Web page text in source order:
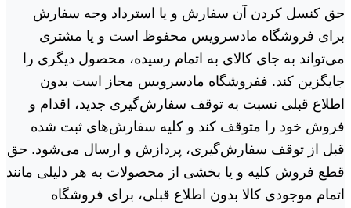
حق کنسل کردن آن سفارش و یا استرداد وجه سفارش
برای فروشگاه مادسرویس محفوظ است و یا مشتری
می‏‌تواند به جای کالای به اتمام رسیده، محصول دیگری را
جایگزین کند. ففروشگاه مادسرویس مجاز است بدون
اطلاع قبلی نسبت به توقف سفارش‌‏گیری جدید، اقدام و
فروش خود را متوقف کند و کلیه سفارش‌‏های ثبت شده
قبل از توقف سفارش‌‏گیری، پردازش و ارسال می‌‏شود. حق
قطع فروش کلیه و یا بخشی از محصولات به هر دلیلی مانند
اتمام موجودی کالا بدون اطلاع قبلی، برای فروشگاه